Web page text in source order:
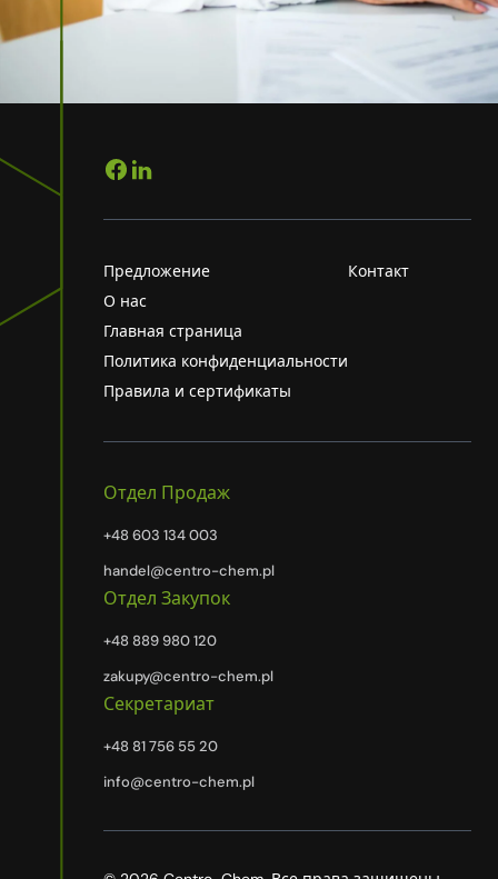
Предложение
О нас
Главная страница
Политика конфиденциальности
Правила и сертификаты
Контакт
Отдел Продаж
+48 603 134 003
handel@centro-chem.pl
Отдел Закупок
+48 889 980 120
zakupy@centro-chem.pl
Секретариат
+48 81 756 55 20
info@centro-chem.pl